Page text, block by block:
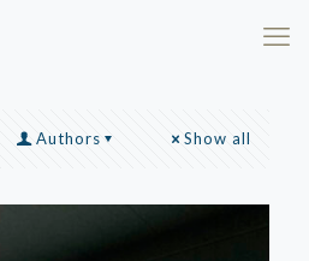
Authors Show all